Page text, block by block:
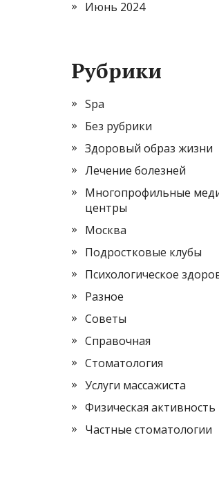
Июнь 2024
Рубрики
Spa
Без рубрики
Здоровый образ жизни
Лечение болезней
Многопрофильные
центры
Москва
Подростковые клубы
Психологическое
Разное
Советы
Справочная
Стоматология
Услуги массажиста
Физическая активность
Частные стоматологии